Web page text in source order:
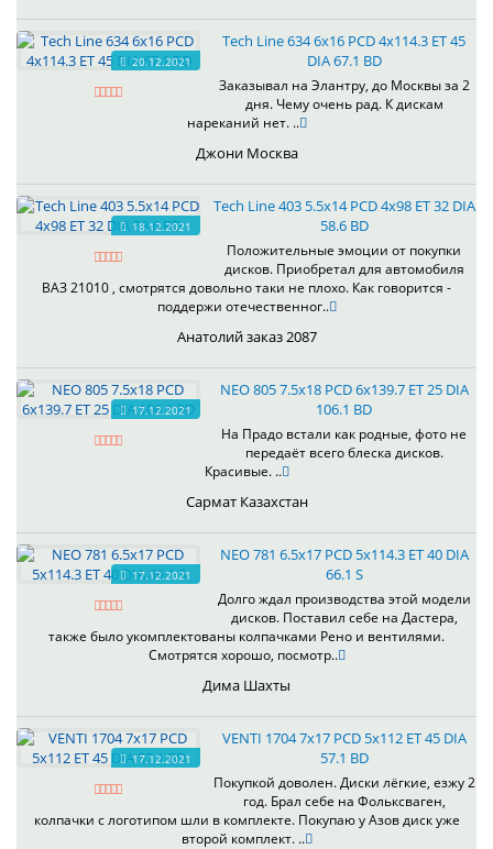
20.12.2021
Tech Line 634 6x16 PCD 4x114.3 ET 45
DIA 67.1 BD
Заказывал на Элантру, до Москвы за 2
дня. Чему очень рад. К дискам
нареканий нет. ..
Джони Москва
18.12.2021
Tech Line 403 5.5x14 PCD 4x98 ET 32 DIA
58.6 BD
Положительные эмоции от покупки
дисков. Приобретал для автомобиля
ВАЗ 21010 , смотрятся довольно таки не плохо. Как говорится -
поддержи отечественног..
Анатолий заказ 2087
17.12.2021
NEO 805 7.5x18 PCD 6x139.7 ET 25 DIA
106.1 BD
На Прадо встали как родные, фото не
передаёт всего блеска дисков.
Красивые. ..
Сармат Казахстан
17.12.2021
NEO 781 6.5x17 PCD 5x114.3 ET 40 DIA
66.1 S
Долго ждал производства этой модели
дисков. Поставил себе на Дастера,
также было укомплектованы колпачками Рено и вентилями.
Смотрятся хорошо, посмотр..
Дима Шахты
17.12.2021
VENTI 1704 7x17 PCD 5x112 ET 45 DIA
57.1 BD
Покупкой доволен. Диски лёгкие, езжу 2
год. Брал себе на Фольксваген,
колпачки с логотипом шли в комплекте. Покупаю у Азов диск уже
второй комплект. ..